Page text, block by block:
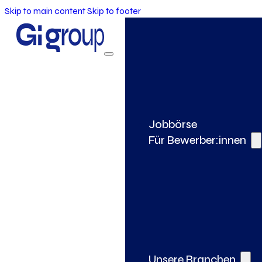
Skip to main contentSkip to footer
Jobbörse
Für Bewerber:innen